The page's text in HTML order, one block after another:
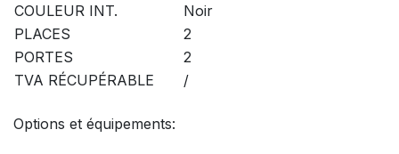
COULEUR INT.
Noir
PLACES
2
PORTES
2
TVA RÉCUPÉRABLE
/
Options et équipements: